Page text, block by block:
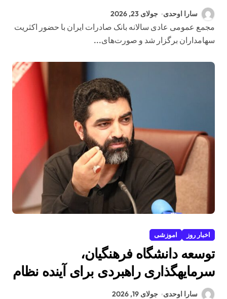
سارا اوحدی جولای 23, 2026
مجمع عمومی عادی سالانه بانک صادرات ایران با حضور اکثریت
سهامداران برگزار شد و صورت‌های...
اخبار روز اموزشی
توسعه دانشگاه فرهنگیان،
سرمایهگذاری راهبردی برای آینده نظام
تعلیم و تربیت کشور
سارا اوحدی جولای 19, 2026